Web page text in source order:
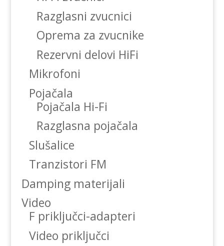
Razglasni zvucnici
Oprema za zvucnike
Rezervni delovi HiFi
Mikrofoni
Pojačala
Pojačala Hi-Fi
Razglasna pojačala
Slušalice
Tranzistori FM
Damping materijali
Video
F priključci-adapteri
Video priključci